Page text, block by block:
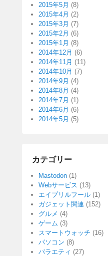
2015年5月 (8)
2015年4月 (2)
2015年3月 (7)
2015年2月 (6)
2015年1月 (8)
2014年12月 (6)
2014年11月 (11)
2014年10月 (7)
2014年9月 (4)
2014年8月 (4)
2014年7月 (1)
2014年6月 (6)
2014年5月 (5)
カテゴリー
Mastodon (1)
Webサービス (13)
エイプリルフール (1)
ガジェット関連 (152)
グルメ (4)
ゲーム (3)
スマートウォッチ (16)
パソコン (8)
バラエティ (27)